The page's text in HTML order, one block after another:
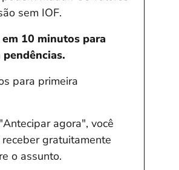
sem IOF.
10 minutos para
para primeira
agora", você
gratuitamente
o assunto.